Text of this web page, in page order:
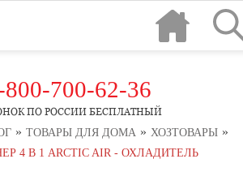
800-700-62-36
ПО РОССИИ БЕСПЛАТНЫЙ
» ТОВАРЫ ДЛЯ ДОМА » ХОЗТОВАРЫ »
4 В 1 ARCTIC AIR - ОХЛАДИТЕЛЬ